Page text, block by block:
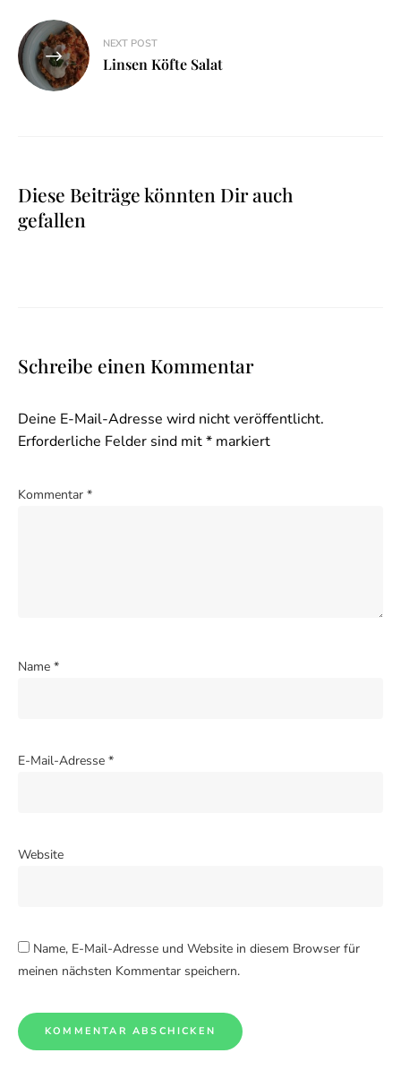
NEXT POST
Linsen Köfte Salat
Diese Beiträge könnten Dir auch
gefallen
Schreibe einen Kommentar
Deine E-Mail-Adresse wird nicht veröffentlicht.
Erforderliche Felder sind mit* markiert
Kommentar *
Name *
E-Mail-Adresse *
Website
Name, E-Mail-Adresse und Website in diesem Browser für
meinen nächsten Kommentar speichern.